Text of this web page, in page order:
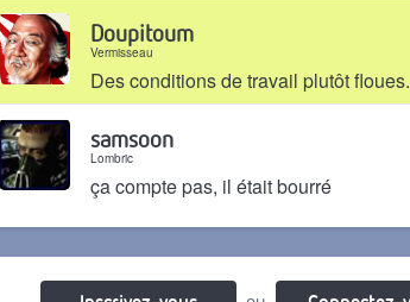
Il y a 2 ans
Doupitoum
Vermisseau
Des conditions de travail plutôt floues.
samsoon
Lombric
ça compte pas, il était bourré